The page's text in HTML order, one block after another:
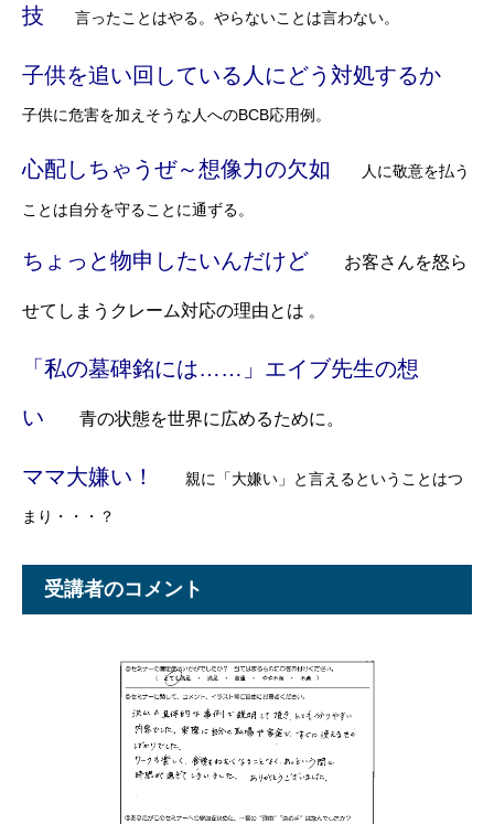
技 言ったことはやる。やらないことは言わない。
子供を追い回している人にどう対処するか
子供に危害を加えそうな人へのBCB応用例。
心配しちゃうぜ～想像力の欠如 人に敬意を払う
ことは自分を守ることに通ずる。
ちょっと物申したいんだけど お客さんを怒ら
せてしまうクレーム対応の理由とは 。
「私の墓碑銘には……」エイブ先生の想
い 青の状態を世界に広めるために。
ママ大嫌い！ 親に「大嫌い」と言えるということはつ
まり・・・？
受講者のコメント